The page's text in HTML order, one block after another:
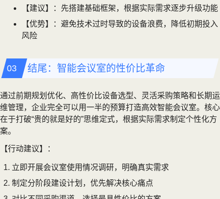
【建议】：先搭建基础框架，根据实际需求逐步升级功能
【优势】：避免技术过时导致的设备浪费，降低初期投入
风险
结尾：智能会议室的性价比革命
通过前期规划优化、高性价比设备选型、灵活采购策略和长期运
维管理，企业完全可以用一半的预算打造高效智能会议室。核心
在于打破“贵的就是好的”思维定式，根据实际需求制定个性化方
案。
【行动建议】：
立即开展会议室使用情况调研，明确真实需求
制定分阶段建设计划，优先解决核心痛点